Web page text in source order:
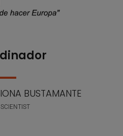
BUSTAMANTE